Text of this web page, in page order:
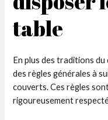
table
En plus des traditions
des règles générales à
couverts. Ces règles
rigoureusement